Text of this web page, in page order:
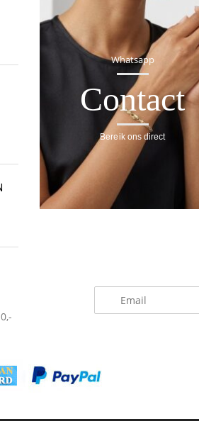
Whatsapp
Contact
Bereik ons direct